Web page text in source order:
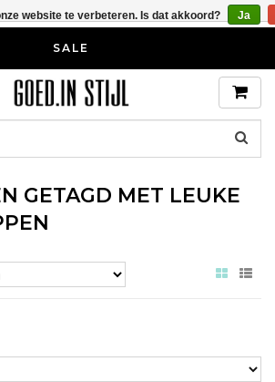
SALE
GETAGD MET LEUKE
website te verbeteren. Is dat akkoord? Ja